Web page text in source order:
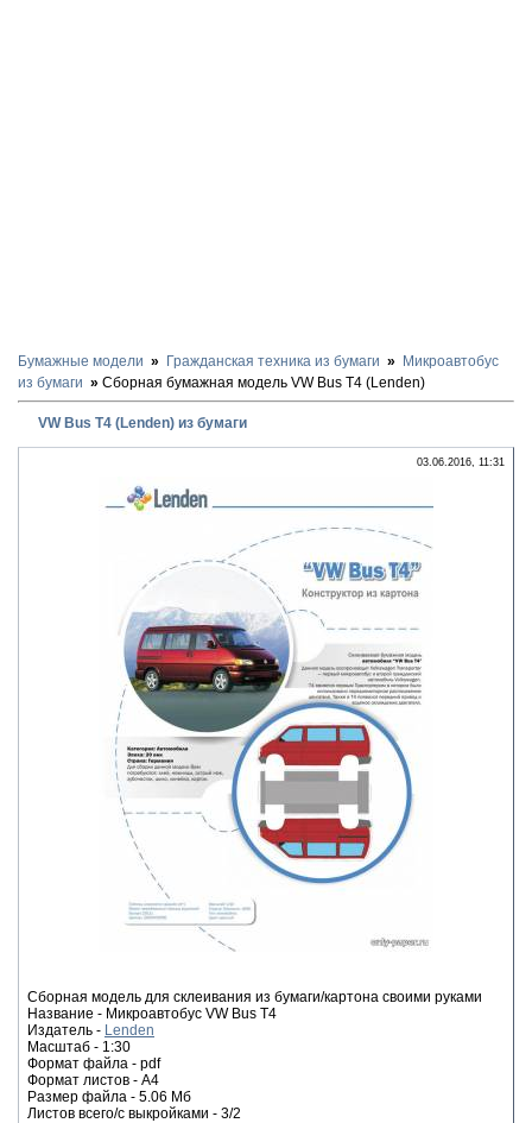
Бумажные модели Гражданская техника из бумаги
Микроавтобус
из бумаги
Сборная бумажная модель VW Bus T4 (Lenden)
VW Bus T4 (Lenden) из бумаги
03.06.2016, 11:31
Сборная модель для склеивания из бумаги/картона своими руками
Название - Микроавтобус VW Bus T4
Издатель - Lenden
Масштаб - 1:30
Формат файла - pdf
Формат листов - A4
Размер файла - 5.06 Мб
Листов всего/с выкройками - 3/2